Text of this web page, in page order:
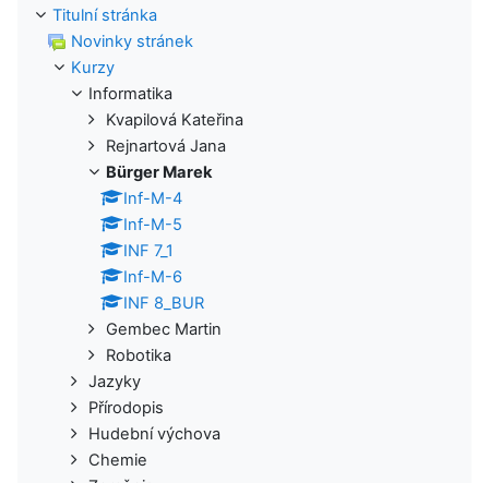
Titulní stránka
Novinky stránek
Kurzy
Informatika
Kvapilová Kateřina
Rejnartová Jana
Bürger Marek
Inf-M-4
Inf-M-5
INF 7_1
Inf-M-6
INF 8_BUR
Gembec Martin
Robotika
Jazyky
Přírodopis
Hudební výchova
Chemie